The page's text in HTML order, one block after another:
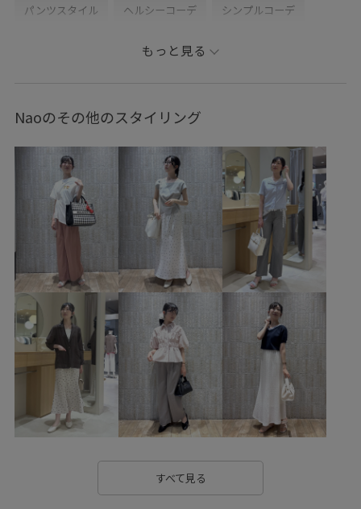
パンツスタイル ヘルシーコーデ シンプルコーデ
ナチュラル
バッグ トートバッグ
シュシュ BVF16010 BVH16200
BVS16300 BVZ16150 BVZ16220
Ssize_akisuda Tシャツ
VIS_2026SS_POLO2 vis_26ss_summergoods
vis_26ss_summertops vis_br31 vis_junetops
vis_okazakisae_june vis_okazakisae_may
vis_pickuppants vis_pickuptops WEB限定
Web限定カラー Wshoes_pickup お手入れしやすい
きちんと感 きれいめ こなれ感 さらっとした素材
アメリカンスリーブ
オフィスカジュアル オールインワン
もっと見る
Naoのその他のスタイリング
すべて見る